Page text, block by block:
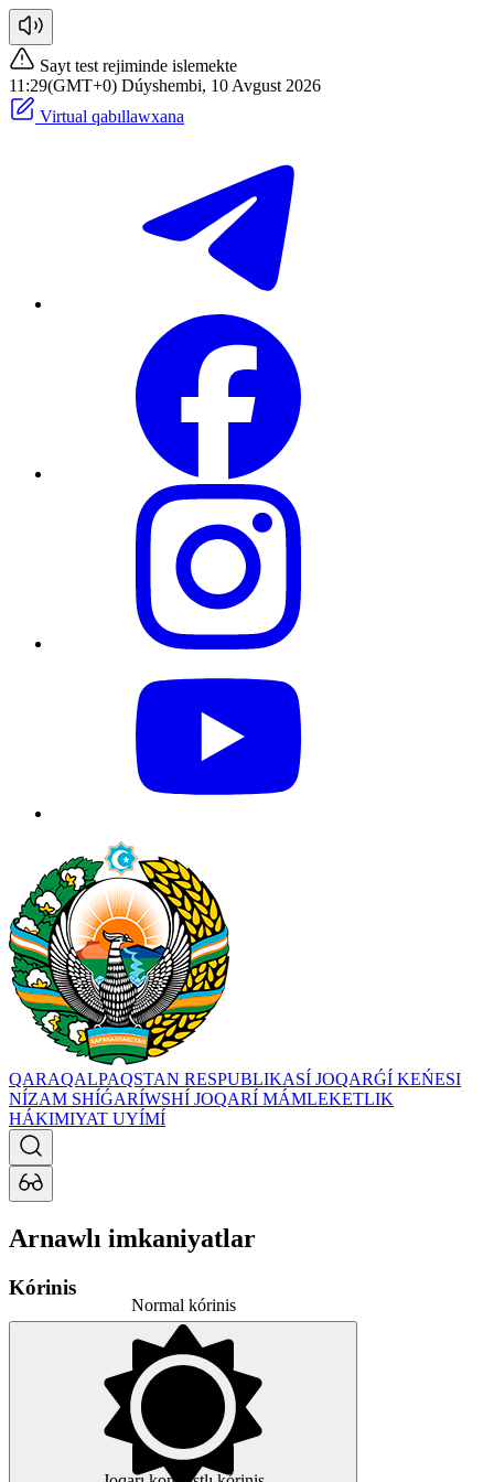
Sayt test rejiminde islemekte
11:29(GMT+0) Dúyshembi, 10 Avgust 2026
Virtual qabıllawxana
QARAQALPAQSTAN RESPUBLIKASÍ JOQARǴÍ KEŃESI
NÍZAM SHÍǴARÍWSHÍ JOQARÍ MÁMLEKETLIK
HÁKIMIYAT UYÍMÍ
Arnawlı imkaniyatlar
Kórinis
Normal kórinis